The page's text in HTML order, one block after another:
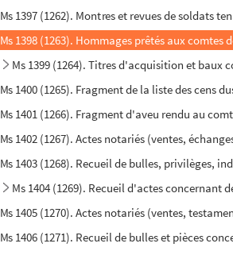
Ms 1397 (1262). Montres et revues de soldats
Ms 1398 (1263). Hommages prêtés aux
Ms 1399 (1264). Titres d'acquisition et baux
Ms 1400 (1265). Fragment de la liste des cens
Ms 1401 (1266). Fragment d'aveu rendu au
Ms 1402 (1267). Actes notariés (ventes,
Ms 1403 (1268). Recueil de bulles, privilèges,
Ms 1404 (1269). Recueil d'actes concernant
Ms 1405 (1270). Actes notariés (ventes,
Ms 1406 (1271). Recueil de bulles et pièces